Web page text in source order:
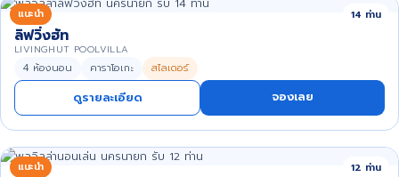
แนะนำ 14 ท่าน
ลิฟวิ่งฮัท
LIVINGHUT POOLVILLA
4 ห้องนอน คาราโอเกะ สไลเดอร์
ดูรายละเอียด จองเลย
แนะนำ 12 ท่าน